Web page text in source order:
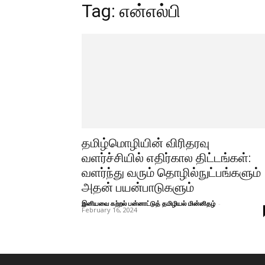
Tag: என்எல்பி
தமிழ்மொழியின் விரிதரவு
வளர்ச்சியில் எதிர்கால திட்டங்கள்:
வளர்ந்து வரும் தொழில்நுட்பங்களும்
அதன் பயன்பாடுகளும்
இனியவை கற்றல் பன்னாட்டுத் தமிழியல் மின்னிதழ் -
February 16, 2024